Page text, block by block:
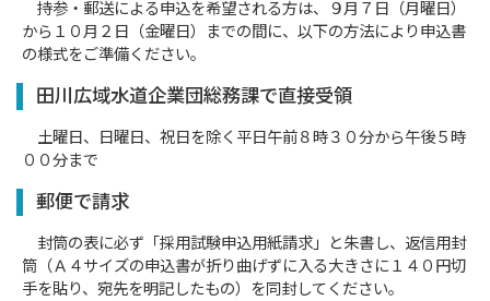
持参・郵送による申込を希望される方は、９月７日（月曜日）
から１０月２日（金曜日）までの間に、以下の方法により申込書
の様式をご準備ください。
田川広域水道企業団総務課で直接受領
土曜日、日曜日、祝日を除く平日午前８時３０分から午後５時
００分まで
郵便で請求
封筒の表に必ず「採用試験申込用紙請求」と朱書し、返信用封
筒（Ａ４サイズの申込書が折り曲げずに入る大きさに１４０円切
手を貼り、宛先を明記したもの）を同封してください。